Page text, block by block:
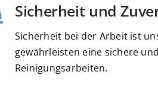
Sicherheit und
Sicherheit bei der Arbeit ist
gewährleisten eine sichere
Reinigungsarbeiten.